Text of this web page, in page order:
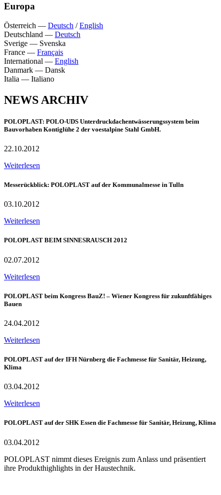
Europa
Österreich — Deutsch /English
Deutschland — Deutsch
Sverige — Svenska
France — Français
International — English
Danmark — Dansk
Italia — Italiano
NEWS ARCHIV
POLOPLAST: POLO-UDS Unterdruckdachentwässerungssystem beim
Bauvorhaben Kontiglühe 2 der voestalpine Stahl GmbH.
22.10.2012
Weiterlesen
Messerückblick: POLOPLAST auf der Kommunalmesse in Tulln
03.10.2012
Weiterlesen
POLOPLAST BEIM SINNESRAUSCH 2012
02.07.2012
Weiterlesen
POLOPLAST beim Kongress BauZ! – Wiener Kongress für zukunftfähiges
Bauen
24.04.2012
Weiterlesen
POLOPLAST auf der IFH Nürnberg die Fachmesse für Sanitär, Heizung,
Klima
03.04.2012
Weiterlesen
POLOPLAST auf der SHK Essen die Fachmesse für Sanitär, Heizung, Klima
03.04.2012
POLOPLAST nimmt dieses Ereignis zum Anlass und präsentiert
ihre Produkthighlights in der Haustechnik.